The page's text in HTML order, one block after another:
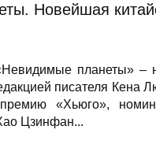
Новейшая
планеты» –
писателя Кена
«Хьюго»,
Цзинфан...